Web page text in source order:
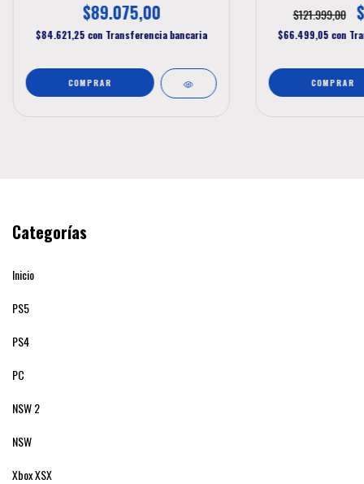
$89.075,00
$84.621,25 con Transferencia bancaria
$121.999,00
$66.499,05 con
Categorías
Inicio
PS5
PS4
PC
NSW 2
NSW
Xbox XSX